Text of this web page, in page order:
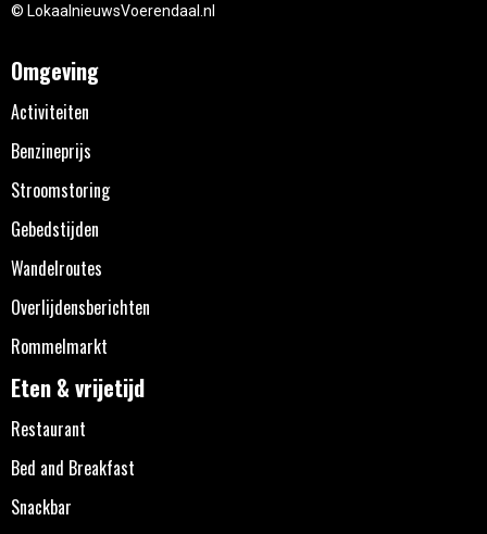
© LokaalnieuwsVoerendaal.nl
Omgeving
Activiteiten
Benzineprijs
Stroomstoring
Gebedstijden
Wandelroutes
Overlijdensberichten
Rommelmarkt
Eten & vrijetijd
Restaurant
Bed and Breakfast
Snackbar